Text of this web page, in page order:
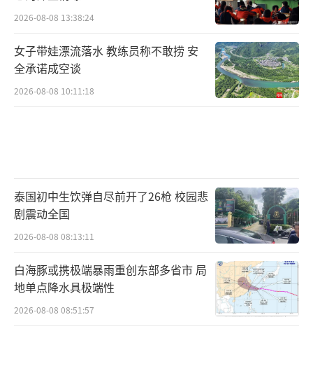
2026-08-08 13:38:24
女子带娃漂流落水 教练员称不敢捞 安
全承诺成空谈
2026-08-08 10:11:18
泰国初中生饮弹自尽前开了26枪 校园悲
剧震动全国
2026-08-08 08:13:11
白海豚或携极端暴雨重创东部多省市 局
地单点降水具极端性
2026-08-08 08:51:57